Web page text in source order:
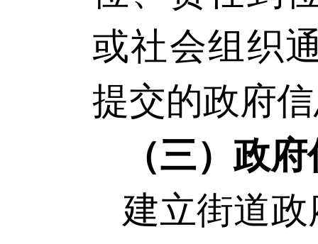
或社会组织
提交的政府
（三）政
建立街道